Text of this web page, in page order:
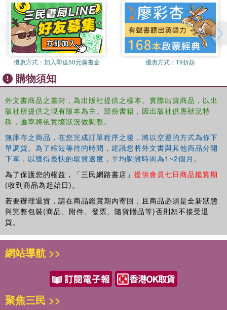
優惠方式： 加入即送50元購書金 優惠方式： 19折起
購物須知
外文書商品之書封，為出版社提供之樣本。實際出貨商品，以出
版社所提供之現有版本為主。部份書籍，因出版社供應狀況特
殊，匯率將依實際狀況做調整。
無庫存之商品，在您完成訂單程序之後，將以空運的方式為你下
單調貨。為了縮短等待的時間，建議您將外文書與其他商品分開
下單，以獲得最快的取貨速度，平均調貨時間為1~2個月。
為了保護您的權益，「三民網路書店」 提供會員七日商品鑑賞期
(收到商品為起始日)。
若要辦理退貨，請在商品鑑賞期內寄回，且商品必須是全新狀態
與完整包裝(商品、附件、發票、隨貨贈品等)否則恕不接受退
貨。
網站導航 >>
聚焦三民 >>